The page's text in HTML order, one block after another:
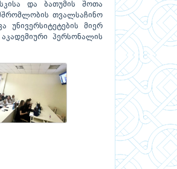
და ბათუმის შოთა
თვალსაჩინო
უნივერსიტეტების მიერ
პერსონალის